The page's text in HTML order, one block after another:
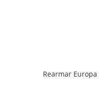
Rearmar Europa